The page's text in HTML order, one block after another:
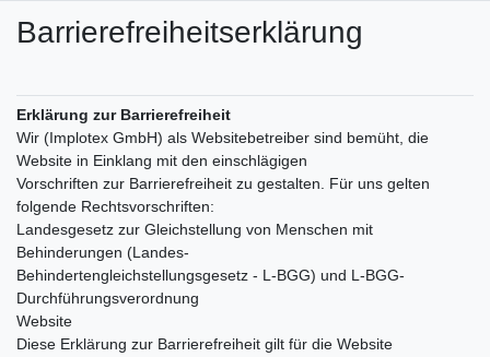
Barrierefreiheitserklärung
Erklärung zur Barrierefreiheit
Wir (Implotex GmbH) als Websitebetreiber sind bemüht, die
Website in Einklang mit den einschlägigen
Vorschriften zur Barrierefreiheit zu gestalten. Für uns gelten
folgende Rechtsvorschriften:
Landesgesetz zur Gleichstellung von Menschen mit
Behinderungen (Landes-
Behindertengleichstellungsgesetz - L-BGG) und L-BGG-
Durchführungsverordnung
Website
Diese Erklärung zur Barrierefreiheit gilt für die Website